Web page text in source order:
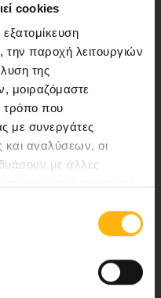
cookies
την παροχή λειτουργιών
της
μοιραζόμαστε
τρόπο που
με συνεργάτες
και αναλύσεων, οι
με άλλες